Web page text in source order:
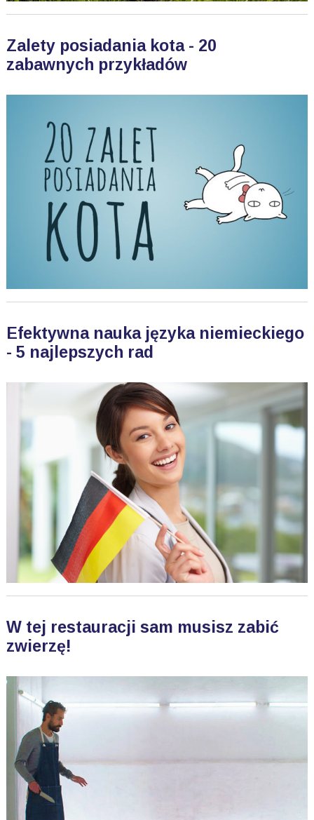
Zalety posiadania kota - 20
zabawnych przykładów
Efektywna nauka języka niemieckiego
- 5 najlepszych rad
W tej restauracji sam musisz zabić
zwierzę!